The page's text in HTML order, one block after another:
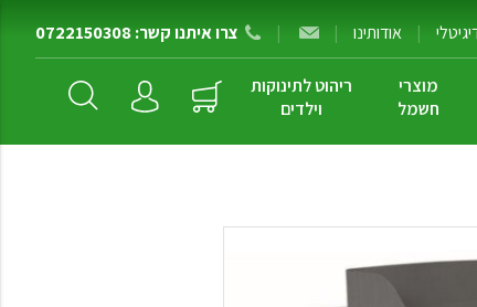
| אודותינו |
| צרו איתנו קשר: 0722150308
מוצרי
חשמל
ריהוט לתינוקות
וילדים